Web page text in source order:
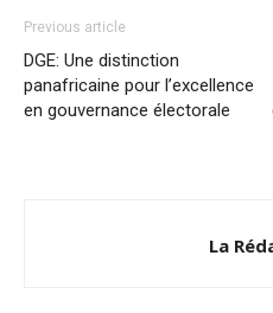
Previous article
DGE: Une distinction
panafricaine pour l’excellence
en gouvernance électorale
La